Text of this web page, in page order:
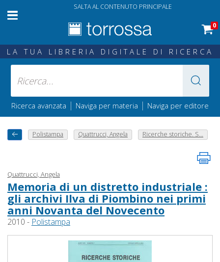
SALTA AL CONTENUTO PRINCIPALE
0
LA TUA LIBRERIA DIGITALE DI RICERCA
Ricerca avanzata | Naviga per materia | Naviga per editore
Polistampa Quattrucci, Angela Ricerche storiche. S...
Quattrucci, Angela
Memoria di un distretto industriale :
gli archivi Ilva di Piombino nei primi
anni Novanta del Novecento
2010 - Polistampa